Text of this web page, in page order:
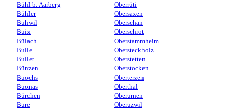
Bühl b. Aarberg
Bühler
Buhwil
Buix
Bülach
Bulle
Bullet
Bünzen
Buochs
Buonas
Bürchen
Bure
Oberrüti
Obersaxen
Oberschan
Oberschrot
Oberstammheim
Obersteckholz
Oberstetten
Oberstocken
Oberterzen
Oberthal
Oberurnen
Oberuzwil